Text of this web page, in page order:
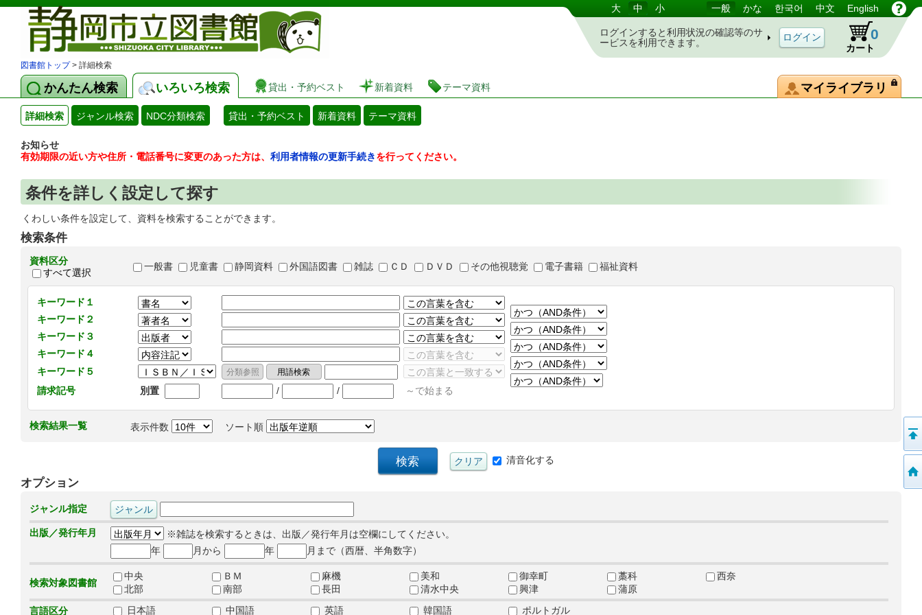
図書館 蔵書検索・予約システム 大 中 小 一般 かな 한국어 中文 English
ログインすると利用状況の確認等のサ
ービスを利用できます。
カート
0
図書館トップ> 詳細検索
かんたん検索 いろいろ検索 貸出・予約ベスト 新着資料 テーマ資料 マイライブラリ
詳細検索 ジャンル検索 NDC分類検索 貸出・予約ベスト 新着資料 テーマ資料
お知らせ
有効期限の近い方や住所・電話番号に変更のあった方は、 利用者情報の更新手続きを行ってください。
条件を詳しく設定して探す
くわしい条件を設定して、資料を検索することができます。
検索条件
資料区分
すべて選択
一般書 児童書 静岡資料 外国語図書 雑誌 ＣＤ ＤＶＤ その他視聴覚 電子書籍 福祉資料
キーワード１
キーワード２
キーワード３
キーワード４
キーワード５
請求記号
別置 / / ～で始まる
検索結果一覧 表示件数 ソート順
清音化する
オプション
ジャンル指定
出版／発行年月
※雑誌を検索するときは、出版／発行年月は空欄にしてください。
年
月から 年 月まで（西暦、半角数字）
検索対象図書館
中央 ＢＭ 麻機 美和 御幸町 藁科
西奈
北部
南部 長田 清水中央 興津
蒲原
言語区分
日本語 中国語 英語 韓国語 ポルトガル